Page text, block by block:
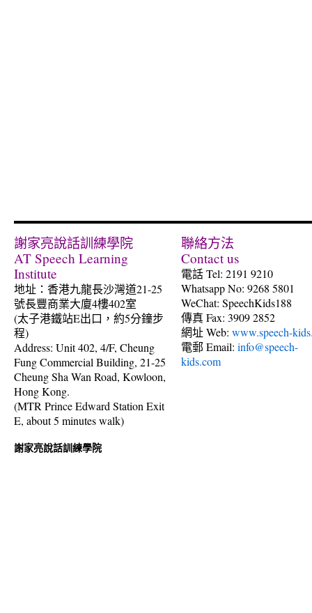
謝家亮說話訓練學院
AT Speech Learning
Institute
地址：香港九龍長沙灣道21-25
號長豐商業大廈4樓402室
(太子港鐵站E出口，約5分鐘步
程)
Address: Unit 402, 4/F, Cheung
Fung Commercial Building, 21-25
Cheung Sha Wan Road, Kowloon,
Hong Kong.
(MTR Prince Edward Station Exit
E, about 5 minutes walk)
聯絡方法
Contact us
電話 Tel: 2191 9210
Whatsapp No: 9268 5801
WeChat: SpeechKids188
傳真 Fax: 3909 2852
網址 Web: www.speech-
電郵 Email: info@speech-
kids.com
謝家亮說話訓練學院